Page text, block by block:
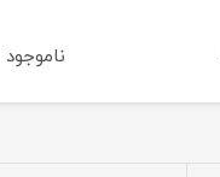
ناموجود